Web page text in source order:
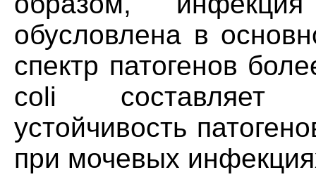
обусловлена в
спектр патогенов
coli составляет
устойчивость
при мочевых